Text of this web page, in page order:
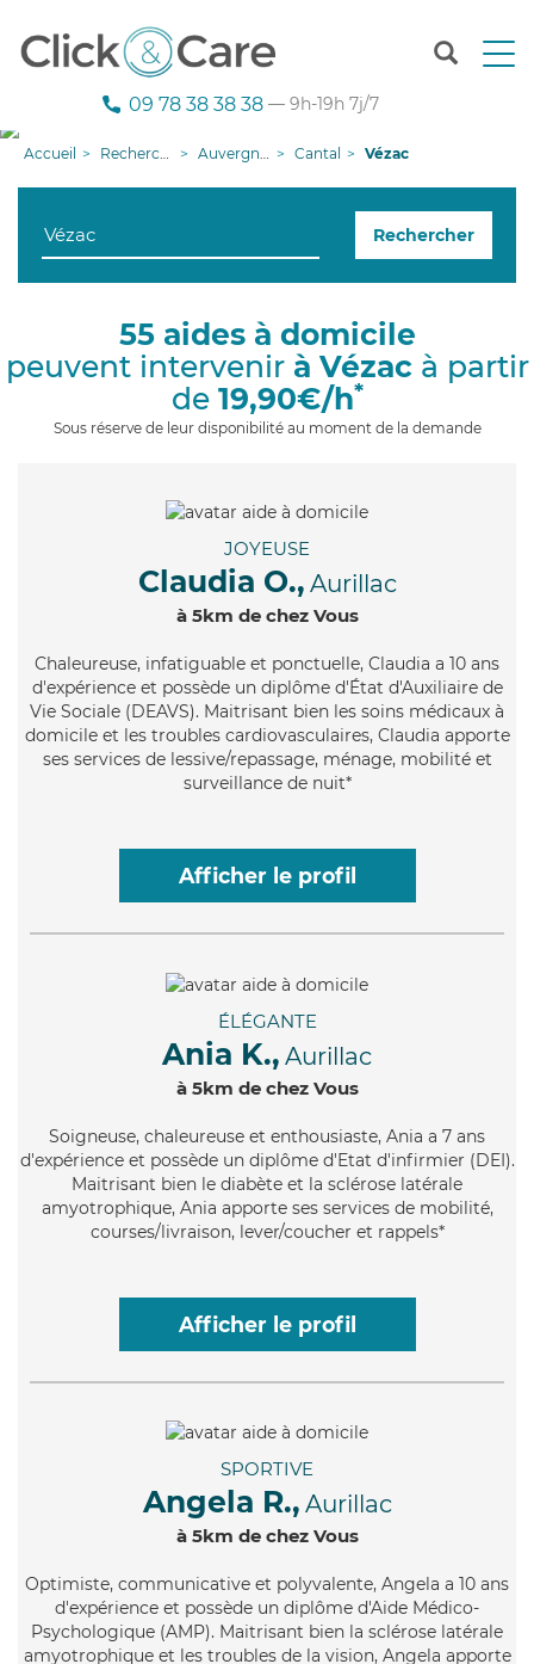
T
n
g
i
09 78 38 38 38 — 9h-19h 7j/7
Accueil Recherche aide à domicile Auvergne-Rhône-Alpes Cantal Vézac
Rechercher
55 aides à domicile
peuvent intervenir à Vézacà partir
de 19,90€/h*
Sous réserve de leur disponibilité au moment de la demande
JOYEUSE
Claudia O., Aurillac
à 5km de chez Vous
Chaleureuse, infatiguable et ponctuelle, Claudia a 10 ans
d'expérience et possède un diplôme d'État d'Auxiliaire de
Vie Sociale (DEAVS). Maitrisant bien les soins médicaux à
domicile et les troubles cardiovasculaires, Claudia apporte
ses services de lessive/repassage, ménage, mobilité et
surveillance de nuit*
Afficher le profil
ÉLÉGANTE
Ania K., Aurillac
à 5km de chez Vous
Soigneuse, chaleureuse et enthousiaste, Ania a 7 ans
d'expérience et possède un diplôme d'Etat d'infirmier (DEI).
Maitrisant bien le diabète et la sclérose latérale
amyotrophique, Ania apporte ses services de mobilité,
courses/livraison, lever/coucher et rappels*
Afficher le profil
SPORTIVE
Angela R., Aurillac
à 5km de chez Vous
Optimiste, communicative et polyvalente, Angela a 10 ans
d'expérience et possède un diplôme d'Aide Médico-
Psychologique (AMP). Maitrisant bien la sclérose latérale
amyotrophique et les troubles de la vision, Angela apporte